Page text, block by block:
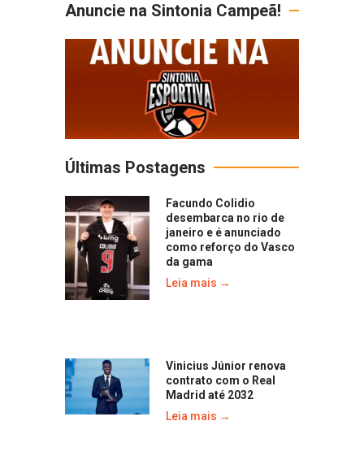
Anuncie na Sintonia Campeã!
Últimas Postagens
Facundo Colidio
desembarca no rio de
janeiro e é anunciado
como reforço do Vasco
da gama
Leia mais →
Vinicius Júnior renova
contrato com o Real
Madrid até 2032
Leia mais →